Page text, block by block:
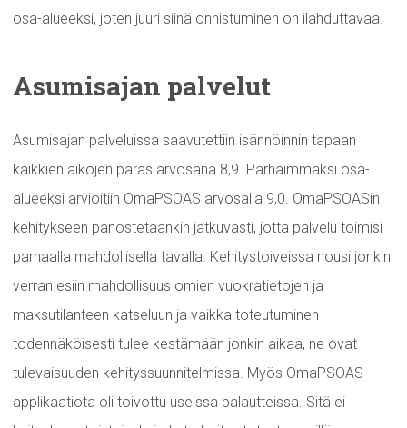
osa-alueeksi, joten juuri siinä onnistuminen on ilahduttavaa.
Asumisajan palvelut
Asumisajan palveluissa saavutettiin isännöinnin tapaan
kaikkien aikojen paras arvosana 8,9. Parhaimmaksi osa-
alueeksi arvioitiin OmaPSOAS arvosalla 9,0. OmaPSOASin
kehitykseen panostetaankin jatkuvasti, jotta palvelu toimisi
parhaalla mahdollisella tavalla. Kehitystoiveissa nousi jonkin
verran esiin mahdollisuus omien vuokratietojen ja
maksutilanteen katseluun ja vaikka toteutuminen
todennäköisesti tulee kestämään jonkin aikaa, ne ovat
tulevaisuuden kehityssuunnitelmissa. Myös OmaPSOAS
applikaatiota oli toivottu useissa palautteissa. Sitä ei